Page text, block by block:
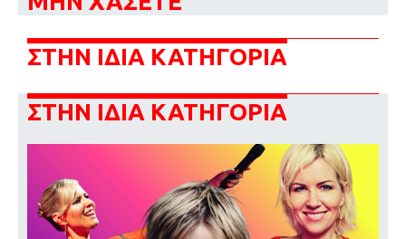
ΣΤΗΝ ΙΔΙΑ ΚΑΤΗΓΟΡΙΑ
ΣΤΗΝ ΙΔΙΑ ΚΑΤΗΓΟΡΙΑ